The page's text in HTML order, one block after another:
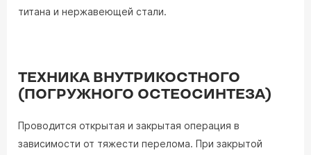
титана и нержавеющей стали.
ТЕХНИКА ВНУТРИКОСТНОГО
(ПОГРУЖНОГО ОСТЕОСИНТЕЗА)
Проводится открытая и закрытая операция в
зависимости от тяжести перелома. При закрытой